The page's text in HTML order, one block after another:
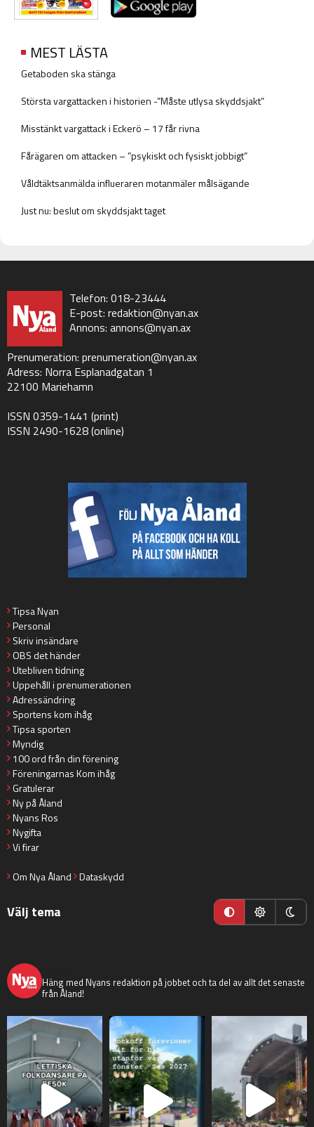
MEST LÄSTA
Getaboden ska stänga
Största vargattacken i historien -”Måste utlysa skyddsjakt”
Misstänkt vargattack i Eckerö – 17 får rivna
Fårägaren om attacken – ”psykiskt och fysiskt jobbigt”
Våldtäktsanmälda influeraren motanmäler målsägande
Just nu: beslut om skyddsjakt taget
Telefon: 018-23444
E-post: redaktion@nyan.ax
Annons: annons@nyan.ax
Prenumeration: prenumeration@nyan.ax
Adress: Norra Esplanadgatan 1
22100 Mariehamn
ISSN 0359-1441 (print)
ISSN 2490-1628 (online)
Tipsa Nyan
Personal
Skriv insändare
OBS det händer
Utebliven tidning
Uppehåll i prenumerationen
Adressändring
Sportens kom ihåg
Tipsa sporten
Myndig
100 ord från din förening
Föreningarnas Kom ihåg
Gratulerar
Ny på Åland
Nyans Ros
Nygifta
Vi firar
Om Nya Åland Dataskydd
Välj tema
Häng med Nyans redaktion på jobbet och ta del av allt det senaste
från Åland!